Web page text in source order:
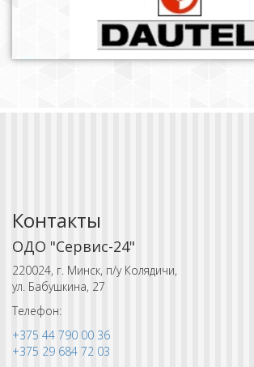
Контакты
ОДО "Сервис-24"
220024, г. Минск, п/у Колядичи,
ул. Бабушкина, 27
Телефон:
+375 44 790 00 36
+375 29 684 72 03